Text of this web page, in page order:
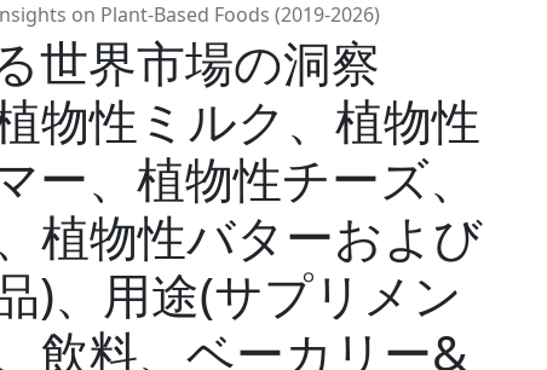
on Plant-Based Foods (2019-2026)
世界市場の洞察
物性ミルク、植物性
ー、植物性チーズ、
植物性バターおよび
)、用途(サプリメン
飲料、ベーカリー&